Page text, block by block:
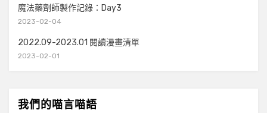
魔法藥劑師製作記錄：Day3
2023-02-04
2022.09-2023.01 閱讀漫畫清單
2023-02-01
我們的喵言喵語